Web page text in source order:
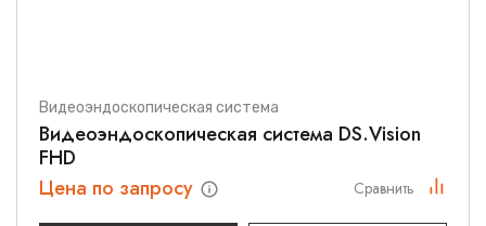
Видеоэндоскопическая система
Видеоэндоскопическая система DS.Vision
FHD
Цена по запросу
Сравнить